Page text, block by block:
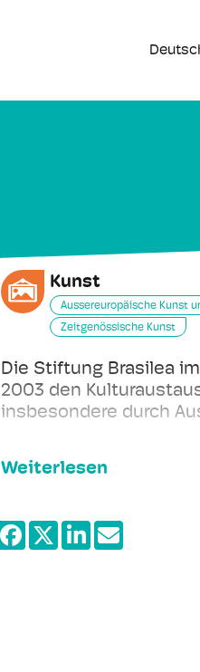
Kunst
Aussereuropäische Kunst
Zeitgenössische Kunst
Die Stiftung Brasilea
2003 den
insbesondere durch
Weiterlesen